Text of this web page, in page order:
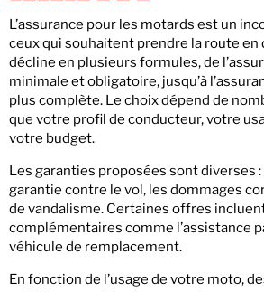
L’assurance pour les motards est un
ceux qui souhaitent prendre la route en
décline en plusieurs formules, de
minimale et obligatoire, jusqu’à
plus complète. Le choix dépend de
que votre profil de conducteur, votre
votre budget.
Les garanties proposées sont diverses
garantie contre le vol, les dommages
de vandalisme. Certaines offres
complémentaires comme l’assistance
véhicule de remplacement.
En fonction de l’usage de votre moto,